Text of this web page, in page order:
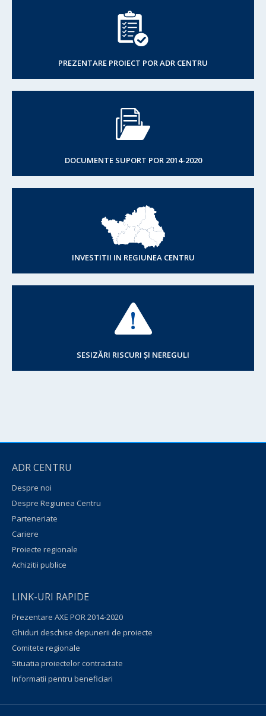
PREZENTARE PROIECT POR ADR CENTRU
DOCUMENTE SUPORT POR 2014-2020
INVESTITII IN REGIUNEA CENTRU
SESIZĂRI RISCURI ȘI NEREGULI
ADR CENTRU
Despre noi
Despre Regiunea Centru
Parteneriate
Cariere
Proiecte regionale
Achizitii publice
LINK-URI RAPIDE
Prezentare AXE POR 2014-2020
Ghiduri deschise depunerii de proiecte
Comitete regionale
Situatia proiectelor contractate
Informatii pentru beneficiari